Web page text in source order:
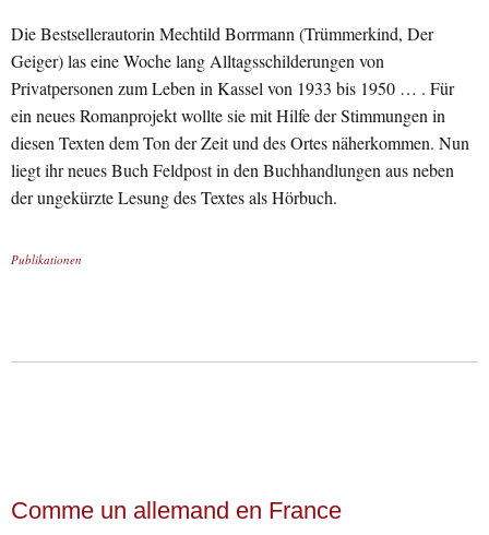
Die Bestsellerautorin Mechtild Borrmann (Trümmerkind, Der
Geiger) las eine Woche lang Alltagsschilderungen von
Privatpersonen zum Leben in Kassel von 1933 bis 1950 … . Für
ein neues Romanprojekt wollte sie mit Hilfe der Stimmungen in
diesen Texten dem Ton der Zeit und des Ortes näherkommen. Nun
liegt ihr neues Buch Feldpost in den Buchhandlungen aus neben
der ungekürzte Lesung des Textes als Hörbuch.
Publikationen
Comme un allemand en France